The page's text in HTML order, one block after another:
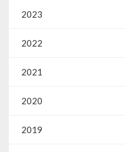
2023
2022
2021
2020
2019